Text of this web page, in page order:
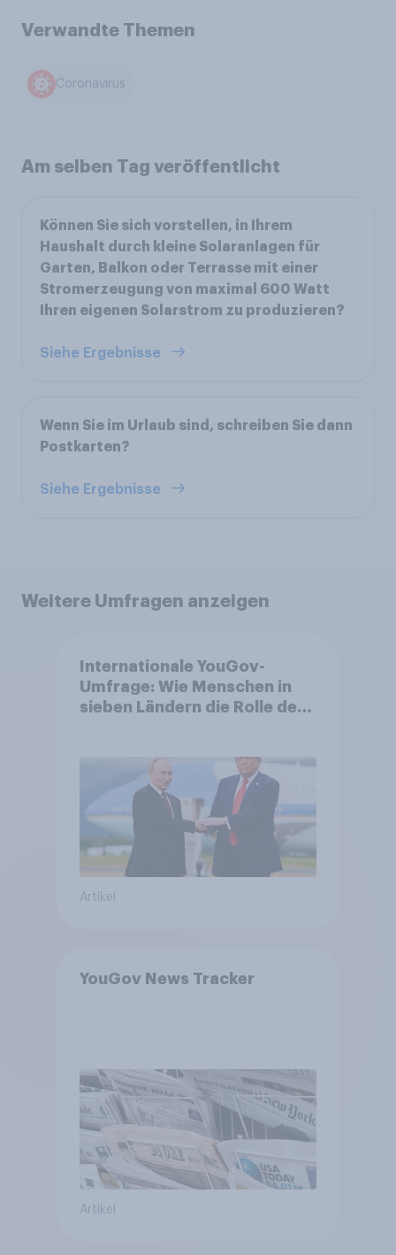
Verwandte Themen
Coronavirus
Am selben Tag veröffentlicht
Können Sie sich vorstellen, in Ihrem
Haushalt durch kleine Solaranlagen für
Garten, Balkon oder Terrasse mit einer
Stromerzeugung von maximal 600 Watt
Ihren eigenen Solarstrom zu produzieren?
Siehe Ergebnisse
Wenn Sie im Urlaub sind, schreiben Sie dann
Postkarten?
Siehe Ergebnisse
Weitere Umfragen anzeigen
Internationale YouGov-
Umfrage: Wie Menschen in
sieben Ländern die Rolle der
Bedrohungen und Bündnisse
bewerten
Artikel
YouGov News Tracker
Artikel